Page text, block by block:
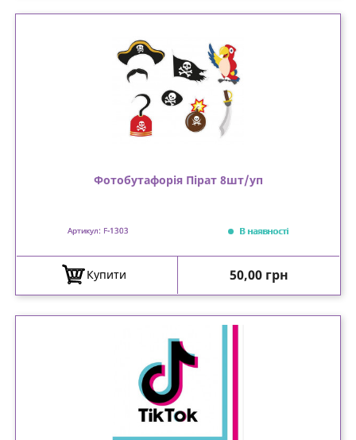
Фотобутафорія Пірат 8шт/уп
Артикул: F-1303 В наявності
Купити Ціна
50,00 грн